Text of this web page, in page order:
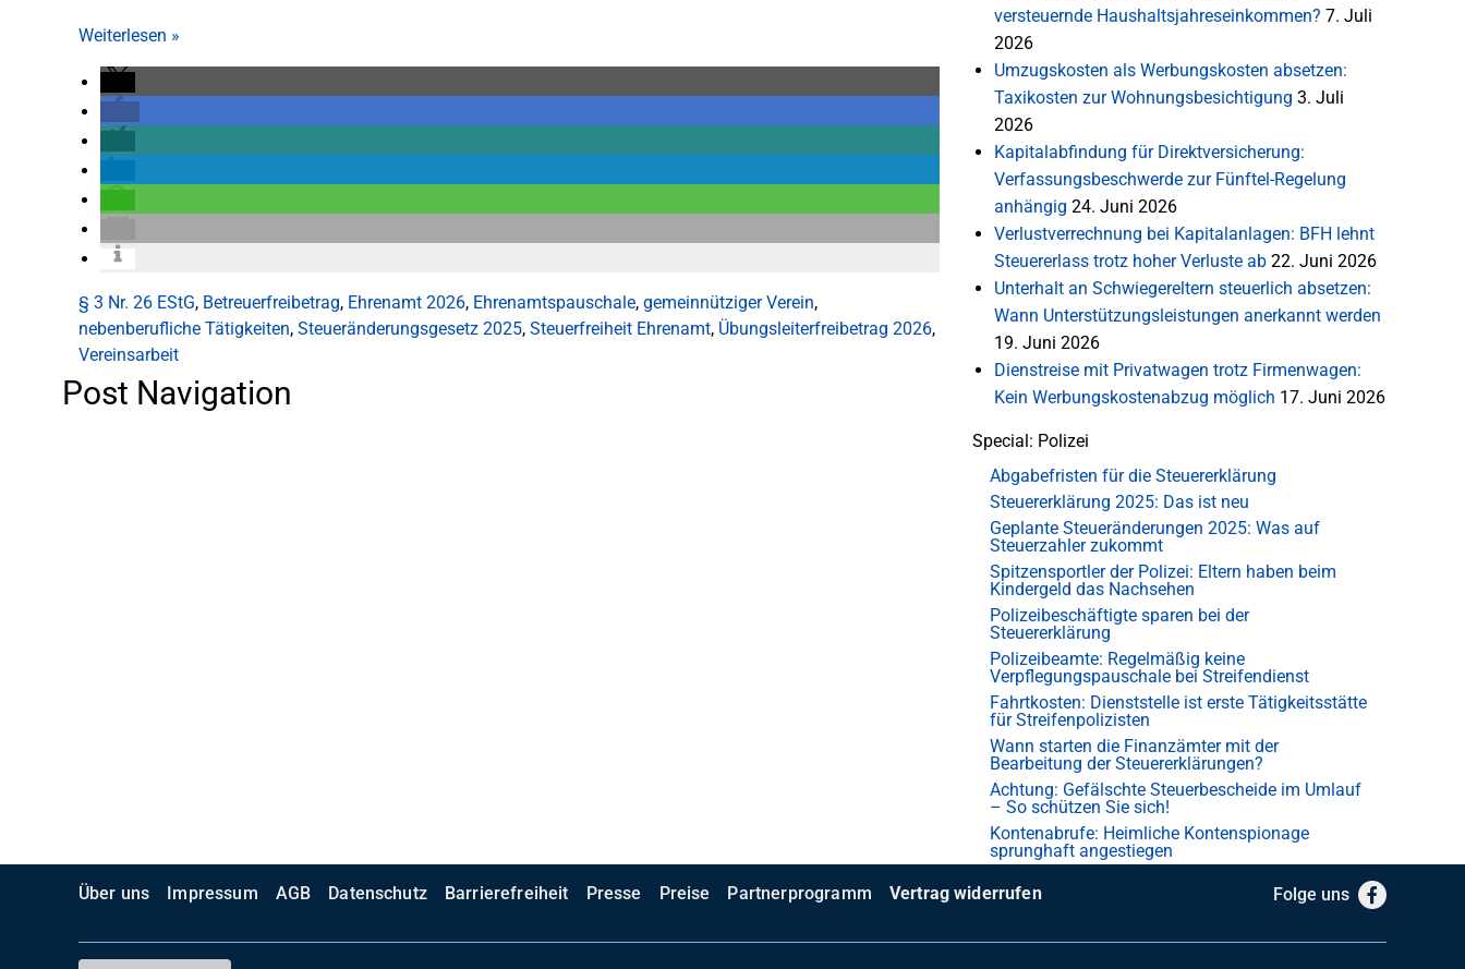
Weiterlesen »
§ 3 Nr. 26 EStG, Betreuerfreibetrag, Ehrenamt 2026, Ehrenamtspauschale, gemeinnütziger Verein,
nebenberufliche Tätigkeiten, Steueränderungsgesetz 2025, Steuerfreiheit Ehrenamt, Übungsleiterfreibetrag 2026,
Vereinsarbeit
Post Navigation
versteuernde Haushaltsjahreseinkommen? 7. Juli
2026
Umzugskosten als Werbungskosten absetzen:
Taxikosten zur Wohnungsbesichtigung 3. Juli
2026
Kapitalabfindung für Direktversicherung:
Verfassungsbeschwerde zur Fünftel-Regelung
anhängig 24. Juni 2026
Verlustverrechnung bei Kapitalanlagen: BFH lehnt
Steuererlass trotz hoher Verluste ab 22. Juni 2026
Unterhalt an Schwiegereltern steuerlich absetzen:
Wann Unterstützungsleistungen anerkannt werden
19. Juni 2026
Dienstreise mit Privatwagen trotz Firmenwagen:
Kein Werbungskostenabzug möglich 17. Juni 2026
Special: Polizei
Abgabefristen für die Steuererklärung
Steuererklärung 2025: Das ist neu
Geplante Steueränderungen 2025: Was auf
Steuerzahler zukommt
Spitzensportler der Polizei: Eltern haben beim
Kindergeld das Nachsehen
Polizeibeschäftigte sparen bei der
Steuererklärung
Polizeibeamte: Regelmäßig keine
Verpflegungspauschale bei Streifendienst
Fahrtkosten: Dienststelle ist erste Tätigkeitsstätte
für Streifenpolizisten
Wann starten die Finanzämter mit der
Bearbeitung der Steuererklärungen?
Achtung: Gefälschte Steuerbescheide im Umlauf
– So schützen Sie sich!
Kontenabrufe: Heimliche Kontenspionage
sprunghaft angestiegen
Über uns Impressum AGB Datenschutz Barrierefreiheit Presse Preise Partnerprogramm Vertrag widerrufen Folge uns Facebook